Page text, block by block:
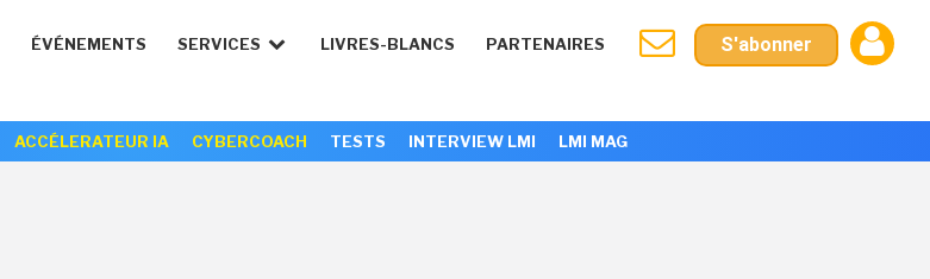
ÉVÉNEMENTS SERVICES LIVRES-BLANCS PARTENAIRES S'abonner
ACCÉLERATEUR IA CYBERCOACH TESTS INTERVIEW LMI LMI MAG